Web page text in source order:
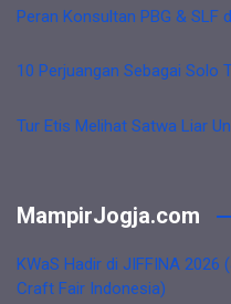
Peran Konsultan PBG & SLF
10 Perjuangan Sebagai Solo
Tur Etis Melihat Satwa Liar
MampirJogja.com
KWaS Hadir di JIFFINA
Craft Fair Indonesia)